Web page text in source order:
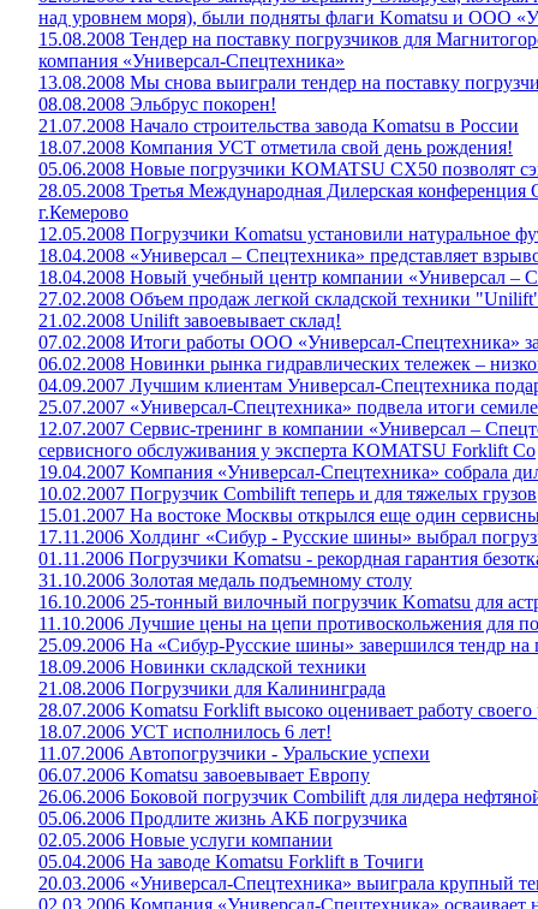
над уровнем моря), были подняты флаги Komatsu и ООО
15.08.2008 Тендер на поставку погрузчиков для
компания «Универсал-Спецтехника»
13.08.2008 Мы снова выиграли тендер на поставку
08.08.2008 Эльбрус покорен!
21.07.2008 Начало строительства завода Komatsu в России
18.07.2008 Компания УСТ отметила свой день рождения!
05.06.2008 Новые погрузчики KOMATSU СХ50 позволят
28.05.2008 Третья Международная Дилерская
г.Кемерово
12.05.2008 Погрузчики Komatsu установили натуральное
18.04.2008 «Универсал – Спецтехника» представляет
18.04.2008 Новый учебный центр компании «Универсал –
27.02.2008 Объем продаж легкой складской техники
21.02.2008 Unilift завоевывает склад!
07.02.2008 Итоги работы ООО «Универсал-Спецтехника»
06.02.2008 Новинки рынка гидравлических тележек –
04.09.2007 Лучшим клиентам Универсал-Спецтехника
25.07.2007 «Универсал-Спецтехника» подвела итоги
12.07.2007 Сервис-тренинг в компании «Универсал –
сервисного обслуживания у эксперта KOMATSU Forklift Co
19.04.2007 Компания «Универсал-Спецтехника» собрала
10.02.2007 Погрузчик Combilift теперь и для тяжелых грузов
15.01.2007 На востоке Москвы открылся еще один
17.11.2006 Холдинг «Сибур - Русские шины» выбрал
01.11.2006 Погрузчики Komatsu - рекордная гарантия
31.10.2006 Золотая медаль подъемному столу
16.10.2006 25-тонный вилочный погрузчик Komatsu для
11.10.2006 Лучшие цены на цепи противоскольжения для
25.09.2006 На «Сибур-Русские шины» завершился тендр на
18.09.2006 Новинки складской техники
21.08.2006 Погрузчики для Калининграда
28.07.2006 Komatsu Forklift высоко оценивает работу своего
18.07.2006 УСТ исполнилось 6 лет!
11.07.2006 Автопогрузчики - Уральские успехи
06.07.2006 Komatsu завоевывает Европу
26.06.2006 Боковой погрузчик Combilift для лидера
05.06.2006 Продлите жизнь АКБ погрузчика
02.05.2006 Новые услуги компании
05.04.2006 На заводе Komatsu Forklift в Точиги
20.03.2006 «Универсал-Спецтехника» выиграла крупный
02.03.2006 Компания «Универсал-Спецтехника»